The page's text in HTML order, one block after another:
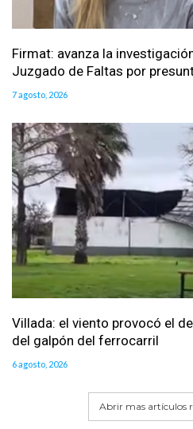
Firmat: avanza la
Juzgado de Faltas por
7 agosto, 2026
Villada: el viento provocó el
del galpón del ferrocarril
6 agosto, 2026
Abrir mas artículos